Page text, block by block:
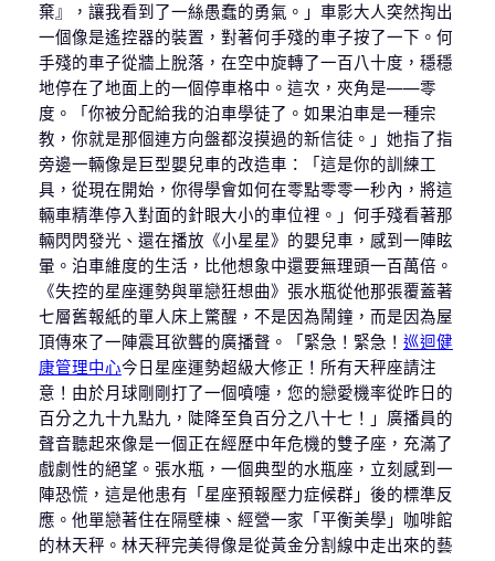
棄』，讓我看到了一絲愚蠢的勇氣。」車影大人突然掏出
一個像是遙控器的裝置，對著何手殘的車子按了一下。何
手殘的車子從牆上脫落，在空中旋轉了一百八十度，穩穩
地停在了地面上的一個停車格中。這次，夾角是——零
度。「你被分配給我的泊車學徒了。如果泊車是一種宗
教，你就是那個連方向盤都沒摸過的新信徒。」她指了指
旁邊一輛像是巨型嬰兒車的改造車：「這是你的訓練工
具，從現在開始，你得學會如何在零點零零一秒內，將這
輛車精準停入對面的針眼大小的車位裡。」何手殘看著那
輛閃閃發光、還在播放《小星星》的嬰兒車，感到一陣眩
暈。泊車維度的生活，比他想象中還要無理頭一百萬倍。
《失控的星座運勢與單戀狂想曲》張水瓶從他那張覆蓋著
七層舊報紙的單人床上驚醒，不是因為鬧鐘，而是因為屋
頂傳來了一陣震耳欲聾的廣播聲。「緊急！緊急！ 巡迴健
康管理中心今日星座運勢超級大修正！所有天秤座請注
意！由於月球剛剛打了一個噴嚏，您的戀愛機率從昨日的
百分之九十九點九，陡降至負百分之八十七！」廣播員的
聲音聽起來像是一個正在經歷中年危機的雙子座，充滿了
戲劇性的絕望。張水瓶，一個典型的水瓶座，立刻感到一
陣恐慌，這是他患有「星座預報壓力症候群」後的標準反
應。他單戀著住在隔壁棟、經營一家「平衡美學」咖啡館
的林天秤。林天秤完美得像是從黃金分割線中走出來的藝